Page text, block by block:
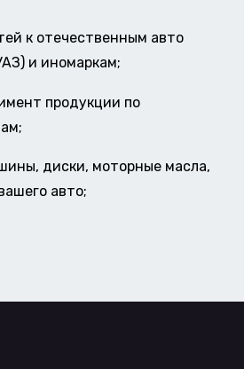
к отечественным авто
и иномаркам;
продукции по
диски, моторные масла,
авто;